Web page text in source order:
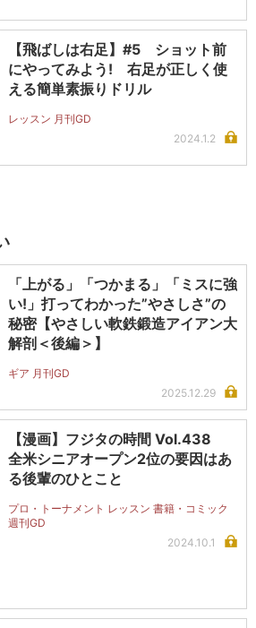
【飛ばしは右足】#5 ショット前
にやってみよう! 右足が正しく使
える簡単素振りドリル
レッスン 月刊GD
2024.1.2
「上がる」「つかまる」「ミスに強
い!」打ってわかった”やさしさ”の
秘密【やさしい軟鉄鍛造アイアン大
解剖＜後編＞】
ギア 月刊GD
2025.12.29
【漫画】フジタの時間 Vol.438
全米シニアオープン2位の要因はあ
る後輩のひとこと
プロ・トーナメント レッスン 書籍・コミック
週刊GD
2024.10.1